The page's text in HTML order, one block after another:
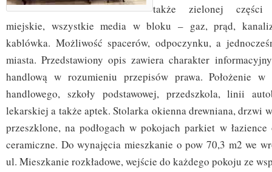
także zielonej części
miejskie, wszystkie media w bloku – gaz, prąd,
kablówka. Możliwość spacerów, odpoczynku, a
miasta. Przedstawiony opis zawiera charakter
handlową w rozumieniu przepisów prawa. Położenie w
handlowego, szkoły podstawowej, przedszkola, linii
lekarskiej a także aptek. Stolarka okienna drewniana, drzwi
przeszklone, na podłogach w pokojach parkiet w
ceramiczne. Do wynajęcia mieszkanie o pow 70,3 m2 we
ul. Mieszkanie rozkładowe, wejście do każdego pokoju ze